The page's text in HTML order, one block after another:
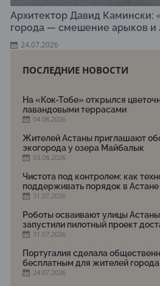
Архитектор Давид Камински:
города — смешение арыков и
24.07.2026
ПОСЛЕДНИЕ НОВОСТИ
На «Кок-Тобе» открылся
лавандовыми террасами
04.08.2026
Жителей Астаны приглашают
экогорода у озера Майбалык
03.08.2026
Чистота под контролем: как
поддерживать порядок в Астане
31.07.2026
Роботы осваивают улицы
запустили пилотный проект
31.07.2026
Португалия сделала
бесплатным для жителей
24.07.2026